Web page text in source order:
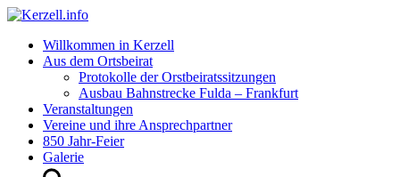
Willkommen in Kerzell
Aus dem Ortsbeirat
Protokolle der Orstbeiratssitzungen
Ausbau Bahnstrecke Fulda – Frankfurt
Veranstaltungen
Vereine und ihre Ansprechpartner
850 Jahr-Feier
Galerie